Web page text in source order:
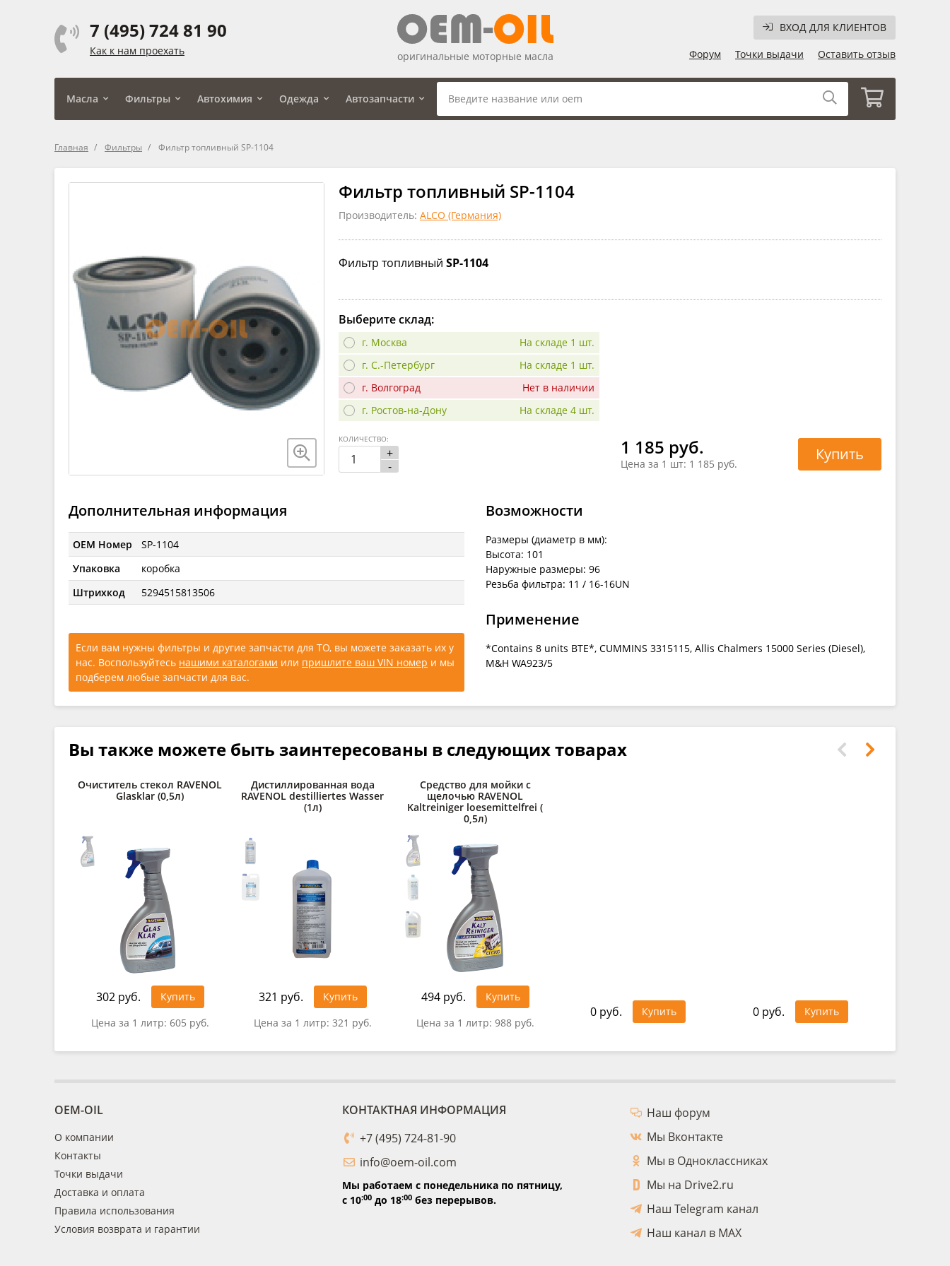
7 (495) 724 81 90
Как к нам проехать
ВХОД ДЛЯ КЛИЕНТОВ
Форум
Точки выдачи Оставить отзыв
оригинальные моторные масла
Масла Фильтры Автохимия Одежда Автозапчасти
Главная Фильтры Фильтр топливный SP-1104
Фильтр топливный SP-1104
Производитель: ALCO (Германия)
Фильтр топливный SP-1104
Выберите склад:
г. Москва
На складе 1 шт.
г. С.-Петербург
На складе 1 шт.
г. Волгоград
Нет в наличии
г. Ростов-на-Дону
На складе 4 шт.
1 185 руб.
Цена за 1 шт: 1 185 руб.
+
-
КОЛИЧЕСТВО:
Купить
Дополнительная информация
OEM Номер
SP-1104
Упаковка
коробка
Штрихкод
5294515813506
Если вам нужны фильтры и другие запчасти для ТО, вы можете заказать их у
нас. Воспользуйтесь нашими каталогами или пришлите ваш VIN номер и мы
подберем любые запчасти для вас.
Возможности
Размеры (диаметр в мм):
Высота: 101
Наружные размеры: 96
Резьба фильтра: 11 / 16-16UN
Применение
*Contains 8 units BTE*, CUMMINS 3315115, Allis Chalmers 15000 Series (Diesel),
M&H WA923/5
Вы также можете быть заинтересованы в следующих товарах
Очиститель стекол RAVENOL
Glasklar (0,5л)
302 руб.
Купить
Цена за 1 литр: 605 руб.
Дистиллированная вода
RAVENOL destilliertes Wasser
(1л)
321 руб.
Купить
Цена за 1 литр: 321 руб.
Средство для мойки с
щелочью RAVENOL
Kaltreiniger loesemittelfrei (
0,5л)
494 руб.
Купить
Цена за 1 литр: 988 руб.
0 руб. Купить 0 руб. Купить
OEM-OIL
О компании
Контакты
Точки выдачи
Доставка и оплата
Правила использования
Условия возврата и гарантии
КОНТАКТНАЯ ИНФОРМАЦИЯ
+7 (495) 724-81-90
info@oem-oil.com
Мы работаем с понедельника по пятницу,
с 10:00до 18:00без перерывов.
Наш форум
Мы Вконтакте
Мы в Одноклассниках
Мы на Drive2.ru
Наш Telegram канал
Наш канал в MAX